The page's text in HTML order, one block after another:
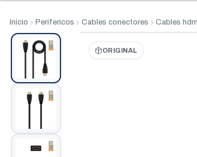
Inicio Perifericos Cables conectores Cables
ORIGINAL